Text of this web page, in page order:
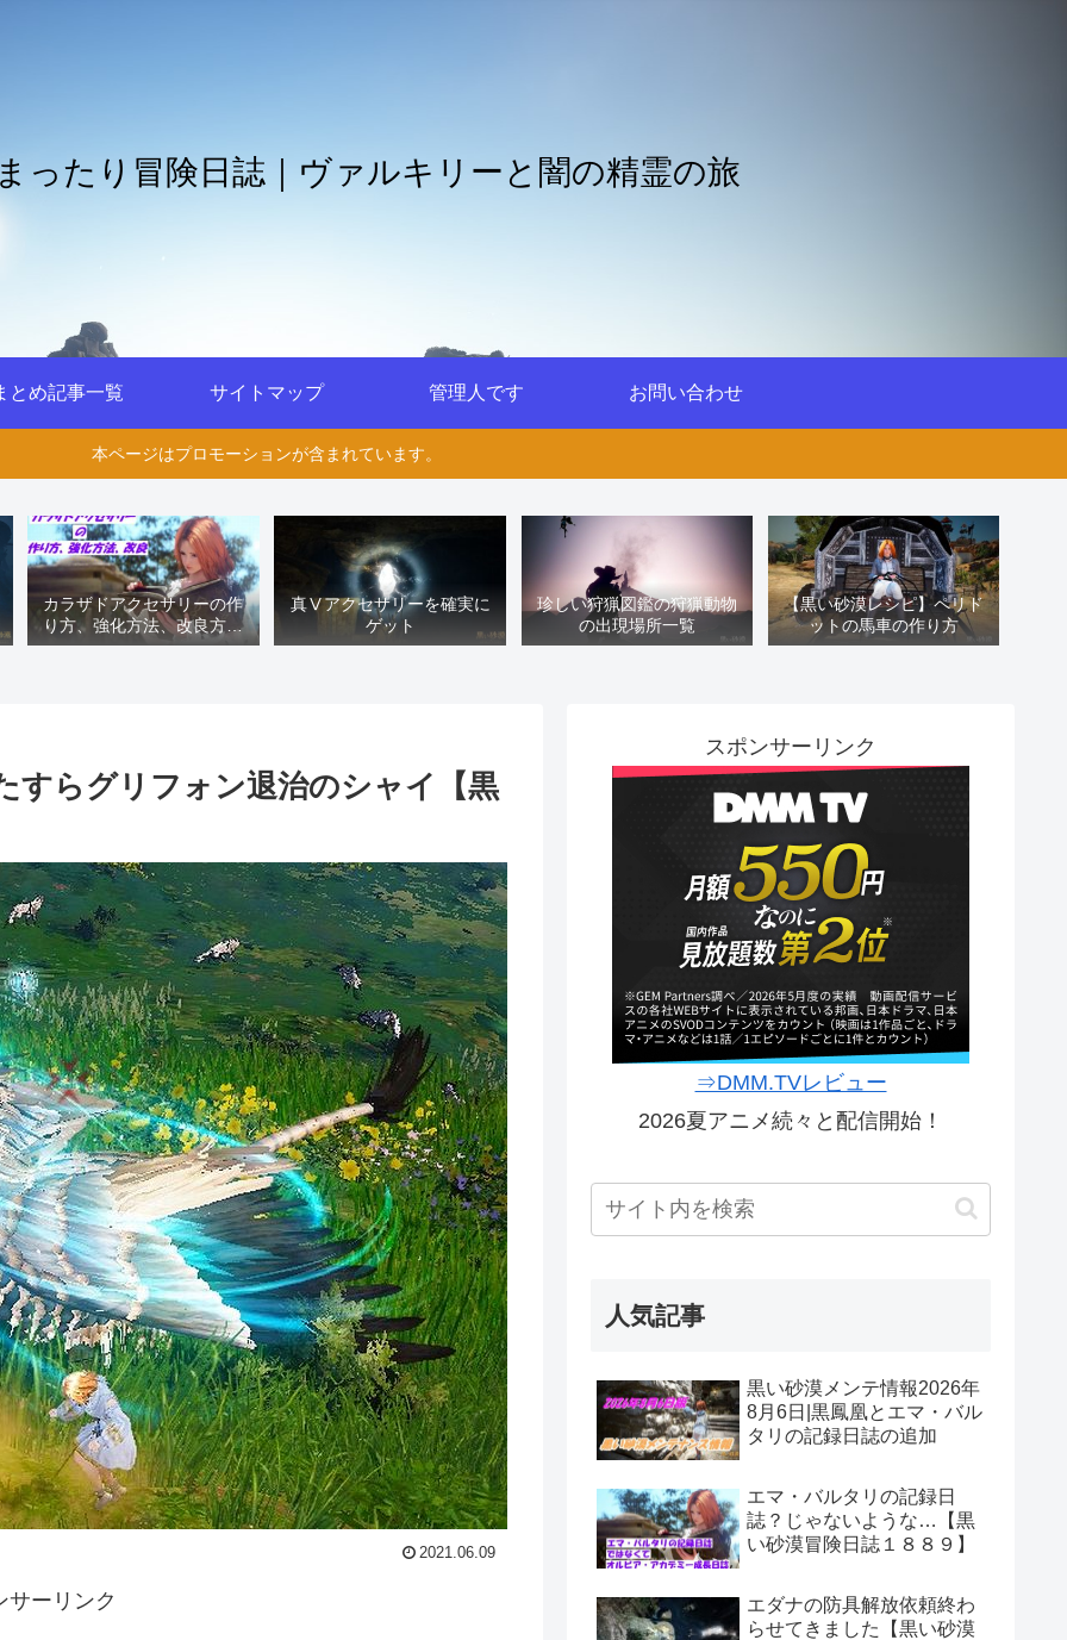
ったり冒険日誌｜ヴァルキリーと闇の精霊の旅
とめ記事一覧 サイトマップ 管理人です お問い合わせ
本ページはプロモーションが含まれています。
カラザドアクセサリーの作
り方、強化方法、改良方法
などまとめ【黒い砂漠冒険
真Ⅴアクセサリーを確実に
ゲット
珍しい狩猟図鑑の狩猟動物
の出現場所一覧
【黒い砂漠レシピ】ペリド
ットの馬車の作り方
すらグリフォン退治のシャイ【黒
2021.06.09
サーリンク
スポンサーリンク
⇒DMM.TVレビュー
2026夏アニメ続々と配信開始！
人気記事
黒い砂漠メンテ情報2026年
8月6日|黒鳳凰とエマ・バル
タリの記録日誌の追加
エマ・バルタリの記録日
誌？じゃないような…【黒
い砂漠冒険日誌１８８９】
エダナの防具解放依頼終わ
らせてきました【黒い砂漠